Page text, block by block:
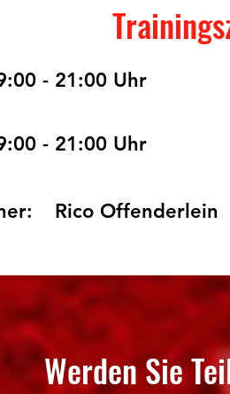
- 21:00 Uhr
- 21:00 Uhr
Rico
Werden Sie